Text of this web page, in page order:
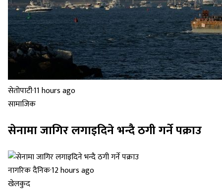
सेतोपाटी·11 hours ago
सामाजिक
सेनामा जागिर लगाइदिने भन्दै ठगी गर्ने पक्राउ
नागरिक दैनिक·12 hours ago
खेलकुद